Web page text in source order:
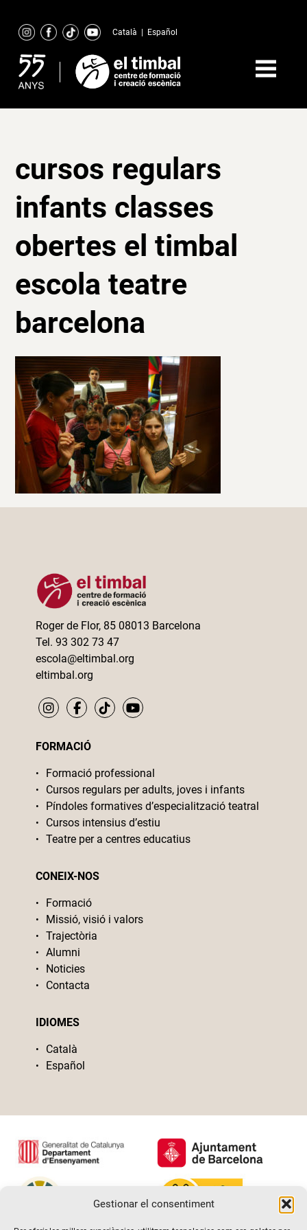
Gestionar el consentiment
content
Català Español
cursos regulars
infants classes
obertes el timbal
escola teatre
barcelona
Roger de Flor, 85 08013 Barcelona
Tel. 93 302 73 47
escola@eltimbal.org
eltimbal.org
FORMACIÓ
Formació professional
Cursos regulars per adults, joves i infants
Píndoles formatives d’especialització teatral
Cursos intensius d’estiu
Teatre per a centres educatius
CONEIX-NOS
Formació
Missió, visió i valors
Trajectòria
Alumni
Noticies
Contacta
IDIOMES
Català
Español